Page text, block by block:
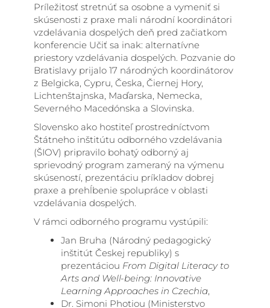
Príležitosť stretnúť sa osobne a vymeniť si
skúsenosti z praxe mali národní koordinátori
vzdelávania dospelých deň pred začiatkom
konferencie Učiť sa inak: alternatívne
priestory vzdelávania dospelých. Pozvanie do
Bratislavy prijalo 17 národných koordinátorov
z Belgicka, Cypru, Česka, Čiernej Hory,
Lichtenštajnska, Maďarska, Nemecka,
Severného Macedónska a Slovinska.
Slovensko ako hostiteľ prostredníctvom
Štátneho inštitútu odborného vzdelávania
(ŠIOV) pripravilo bohatý odborný aj
sprievodný program zameraný na výmenu
skúseností, prezentáciu príkladov dobrej
praxe a prehĺbenie spolupráce v oblasti
vzdelávania dospelých.
V rámci odborného programu vystúpili:
Jan Bruha (Národný pedagogický
inštitút Českej republiky) s
prezentáciou From Digital Literacy to
Arts and Well-being: Innovative
Learning Approaches in Czechia
Dr. Simoni Photiou (Ministerstvo